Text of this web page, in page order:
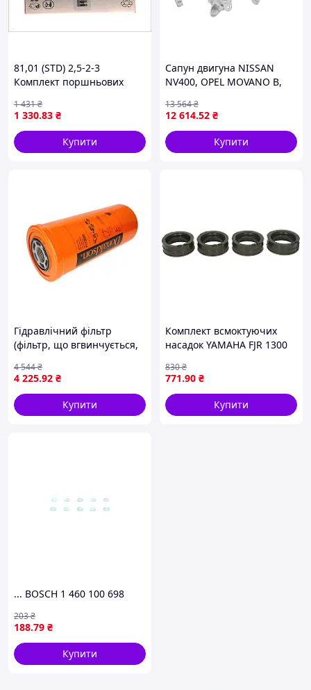
81,01 (STD) 2,5-2-3
Комплект поршньових
CAMPER, CALIFORNIA T5
CAMPER, CRAFTER 30-35,
CRAFTER 30-50, LT
1 330.83 ₴
1 431₴
Купити
Сапун двигуна NISSAN
NV400, OPEL MOVANO B,
MASTER III 2.3D 02.11- OE
RENAULT 11 83 057 65R
12 614.52 ₴
13 564₴
Купити
Гідравлічний фільтр
(фільтр, що вгвинчується,
фільтр) AG CHEM 1803,
8103, 3104, 554, 8104,
AGCO R62, R72,
4 225.92 ₴
4 544₴
Купити
Комплект всмоктуючих
насадок YAMAHA FJR 1300
66
771.90 ₴
830₴
Купити
... BOSCH 1 460 100 698
188.79 ₴
203₴
Купити